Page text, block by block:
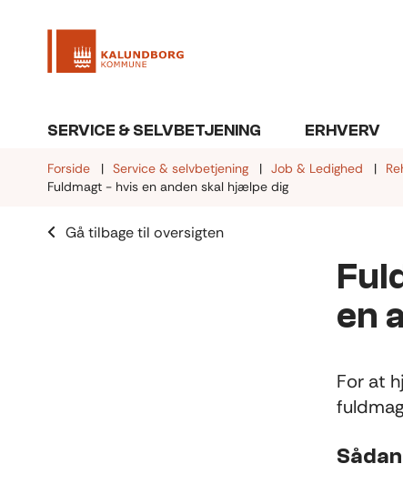
SERVICE & SELVBETJENING ERHVERV
Forside Service & selvbetjening Job & Ledighed
Fuldmagt - hvis en anden skal hjælpe dig
Gå tilbage til oversigten
en
For at